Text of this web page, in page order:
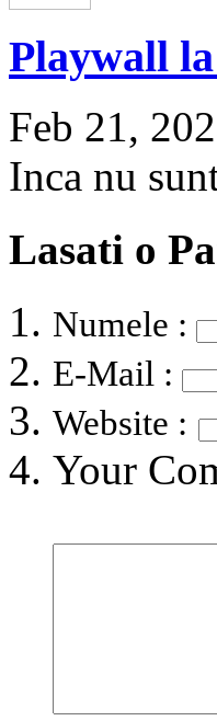
Playwall
Feb 21,
Inca nu
Lasati o
Numele :
E-Mail :
Website :
Your